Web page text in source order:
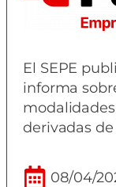
El SEPE
informa
derivadas
08/04/